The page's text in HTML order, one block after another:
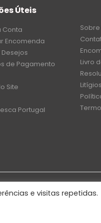
Úteis
Conta
Encomenda
Desejos
de Pagamento
Site
Portugal
Sobre
Livro
Litígios
e visitas repetidas.